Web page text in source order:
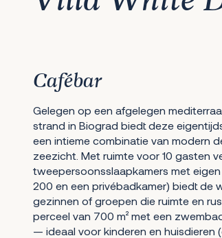
Cafébar
Gelegen op een afgelegen
strand in Biograd biedt deze
een intieme combinatie van modern
zeezicht. Met ruimte voor 10 gasten
tweepersoonsslaapkamers met
200 en een privébadkamer) biedt de
gezinnen of groepen die ruimte en
perceel van 700 m² met een
— ideaal voor kinderen en huisdieren